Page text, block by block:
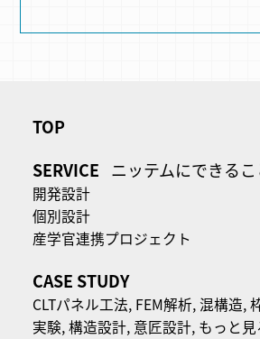
TOP
SERVICE ニッテムにできるこ
開発設計
個別設計
産学官連携プロジェクト
CASE STUDY
CLTパネル⼯法, FEM解析,混構造,
実験,構造設計, 意匠設計, もっと見